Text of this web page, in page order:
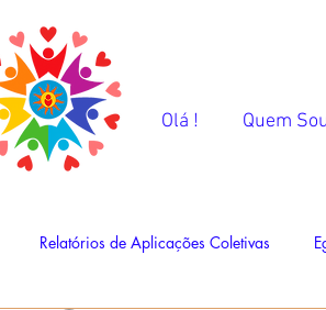
Olá ! Quem Sou
Relatórios de Aplicações Coletivas